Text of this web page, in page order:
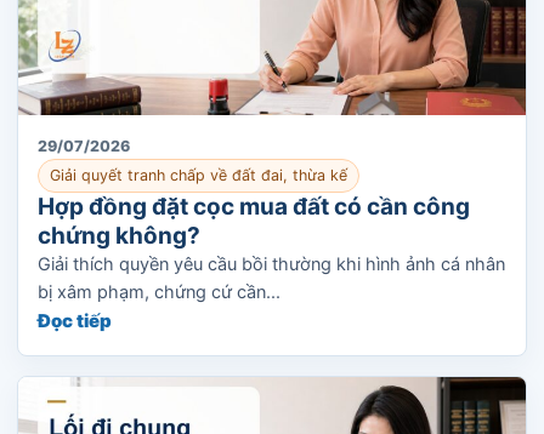
29/07/2026
Giải quyết tranh chấp về đất đai, thừa kế
Hợp đồng đặt cọc mua đất có cần công
chứng không?
Giải thích quyền yêu cầu bồi thường khi hình ảnh cá nhân
bị xâm phạm, chứng cứ cần...
Đọc tiếp